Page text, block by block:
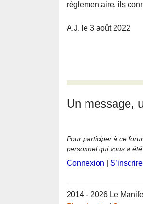
réglementaire, ils
A.J. le 3 août 2022
Un message,
Pour participer à ce
personnel qui vous a
Connexion S’inscrire
2014 - 2026 Le